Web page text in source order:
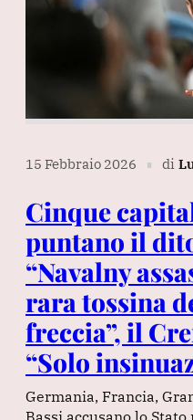
15 Febbraio 2026 ∎ di
Cinque
puntano il
“Navalny
rara tossina
freccia”, il
“Solo
Germania, Francia,